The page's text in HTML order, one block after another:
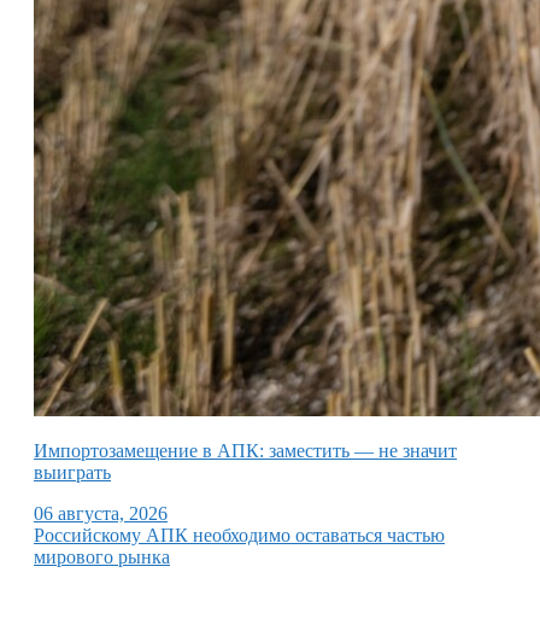
Импортозамещение в АПК: заместить — не значит
выиграть
06 августа, 2026
Российскому АПК необходимо оставаться частью
мирового рынка